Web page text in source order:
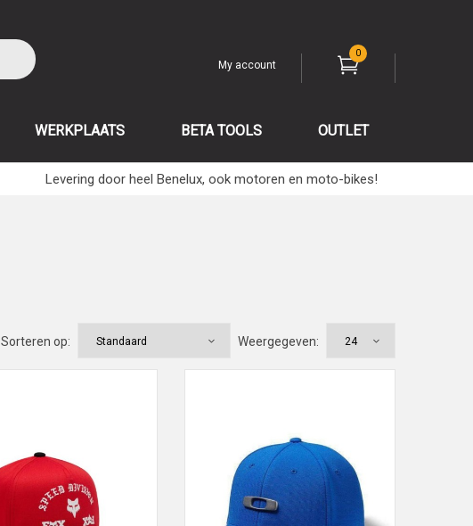
My account
0
WERKPLAATS BETA TOOLS OUTLET
Levering door heel Benelux, ook motoren en moto-bikes!
Weergegeven:
Sorteren op: